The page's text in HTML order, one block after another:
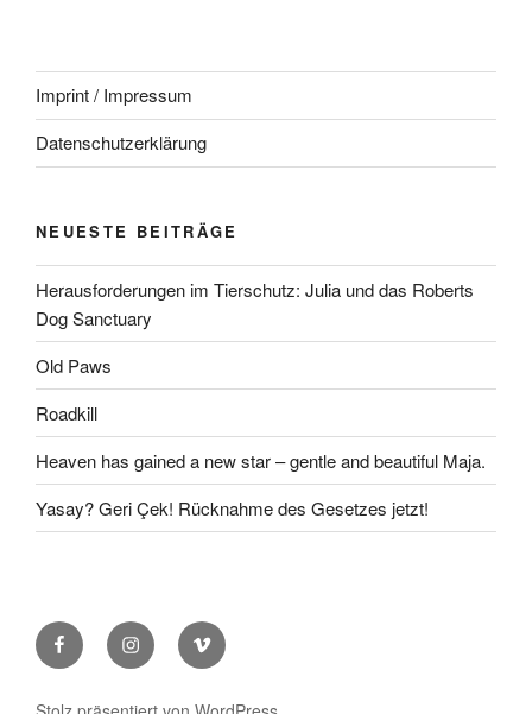
Imprint / Impressum
Datenschutzerklärung
NEUESTE BEITRÄGE
Herausforderungen im Tierschutz: Julia und das Roberts
Dog Sanctuary
Old Paws
Roadkill
Heaven has gained a new star – gentle and beautiful Maja.
Yasay? Geri Çek! Rücknahme des Gesetzes jetzt!
FacebookInstagramVimeo